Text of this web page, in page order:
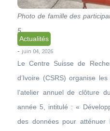
Photo de famille des
5
Actualités
- juin 04, 2026
Le Centre Suisse de
d’Ivoire (CSRS) organise
l’atelier annuel de clôture
année 5, intitulé : «
des données pour atténuer